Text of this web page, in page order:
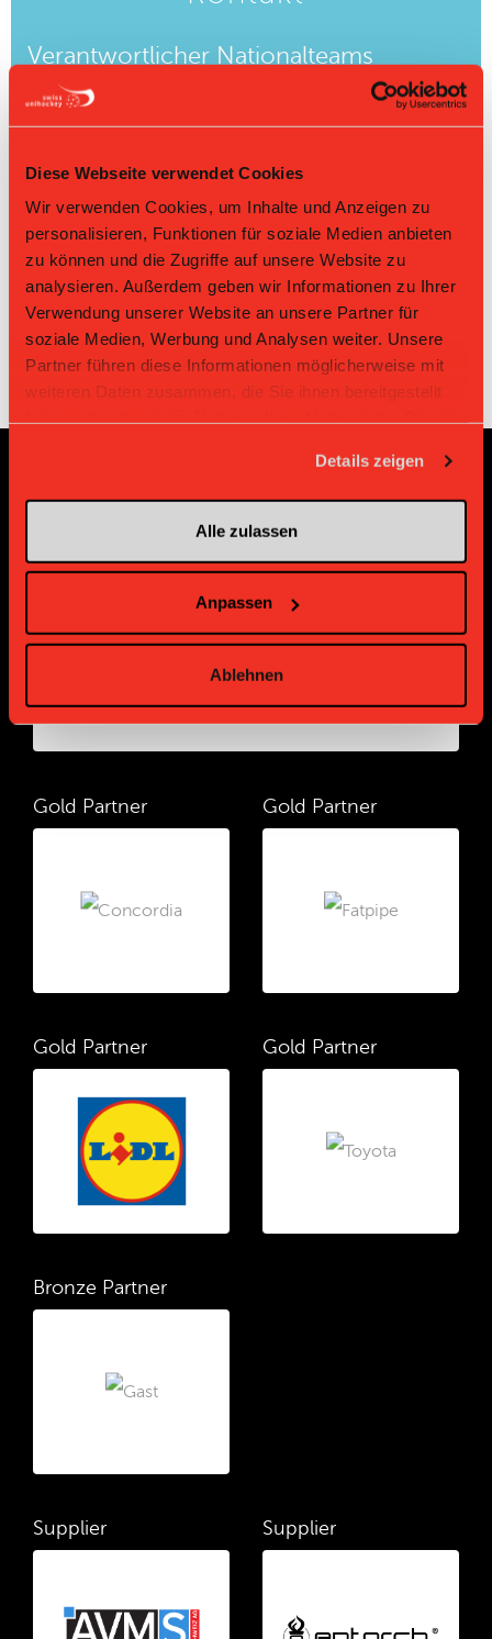
Diese Webseite verwendet Cookies
Wir verwenden Cookies, um Inhalte und Anzeigen zu
personalisieren, Funktionen für soziale Medien anbieten
zu können und die Zugriffe auf unsere Website zu
analysieren. Außerdem geben wir Informationen zu Ihrer
Verwendung unserer Website an unsere Partner für
soziale Medien, Werbung und Analysen weiter. Unsere
Partner führen diese Informationen möglicherweise mit
weiteren Daten zusammen, die Sie ihnen bereitgestellt
Details zeigen
Alle zulassen
Anpassen
Ablehnen
Verantwortlicher Nationalteams
Matthias Hofbauer
Mitarbeiterin Nationalteams
Robyn Rieben
Tel. +41 31 330 23 14
robyn.rieben@swissunihockey.ch
Sponsoren und Partner
Platin Partner
Gold Partner Gold Partner
Gold Partner Gold Partner
Bronze Partner
Supplier Supplier